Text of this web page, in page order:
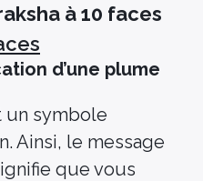
à 10 faces
d’une plume
un symbole
Ainsi, le message
que vous